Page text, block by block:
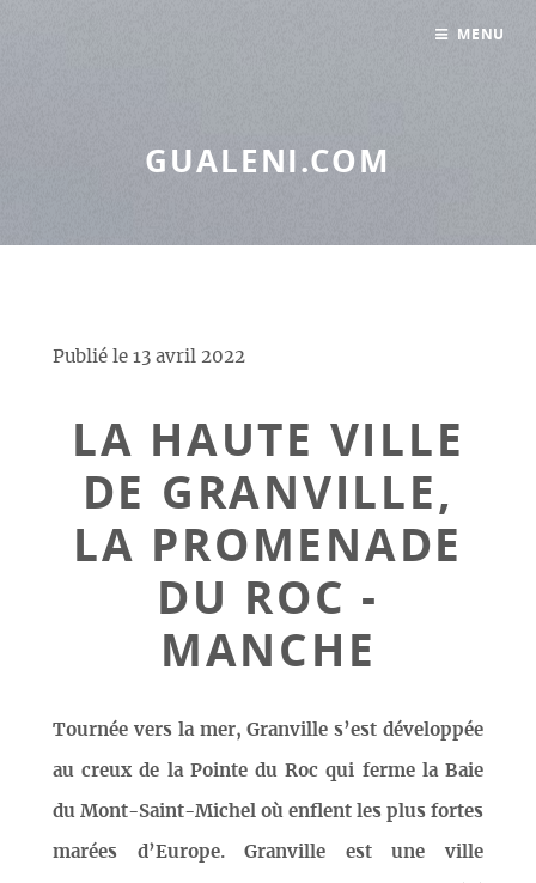
GUALENI.COM
Publié le 13 avril 2022
LA HAUTE VILLE
DE GRANVILLE,
LA PROMENADE
DU ROC -
MANCHE
Tournée vers la mer, Granville s’est développée
au creux de la Pointe du Roc qui ferme la Baie
du Mont-Saint-Michel où enflent les plus fortes
marées d’Europe. Granville est une ville
MENU